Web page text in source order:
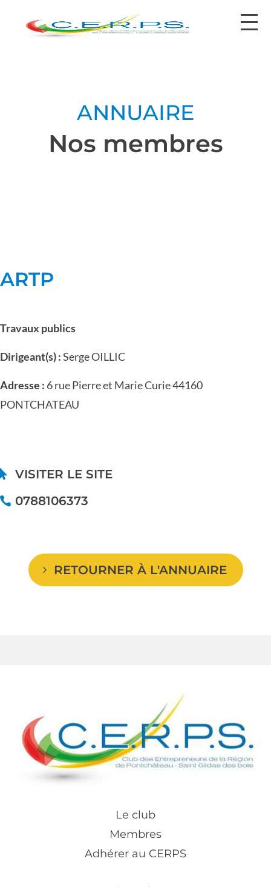
ANNUAIRE
Nos membres
ARTP
Travaux publics
Dirigeant(s) :Serge OILLIC
Adresse : 6 rue Pierre et Marie Curie 44160
PONTCHATEAU
VISITER LE SITE
0788106373
RETOURNER À L'ANNUAIRE
Le club
Membres
Adhérer au CERPS